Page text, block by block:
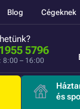
Blog Cégeknek
5796
8:00 – 16:00
és